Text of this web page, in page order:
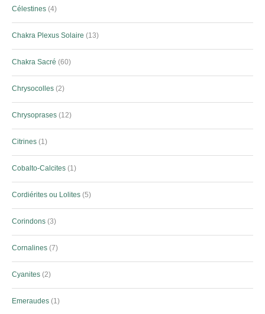
Célestines 4
Chakra Plexus Solaire 13
Chakra Sacré 60
Chrysocolles 2
Chrysoprases 12
Citrines 1
Cobalto-Calcites 1
Cordiérites ou Lolites 5
Corindons 3
Cornalines 7
Cyanites 2
Emeraudes 1